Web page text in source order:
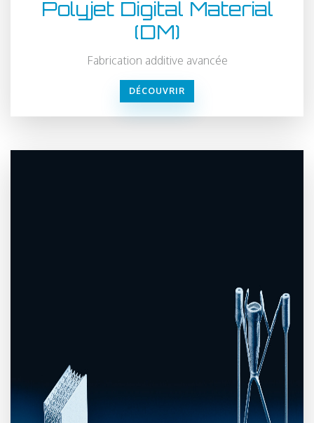
Polyjet Digital Material
(DM)
Fabrication additive avancée
DÉCOUVRIR